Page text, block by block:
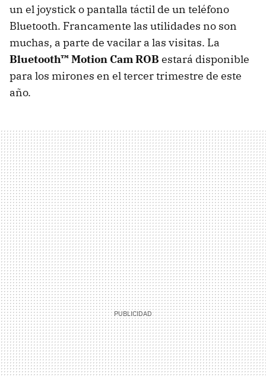
un el joystick o pantalla táctil de un teléfono
Bluetooth. Francamente las utilidades no son
muchas, a parte de vacilar a las visitas. La
Bluetooth™ Motion Cam ROB estará disponible
para los mirones en el tercer trimestre de este
año.